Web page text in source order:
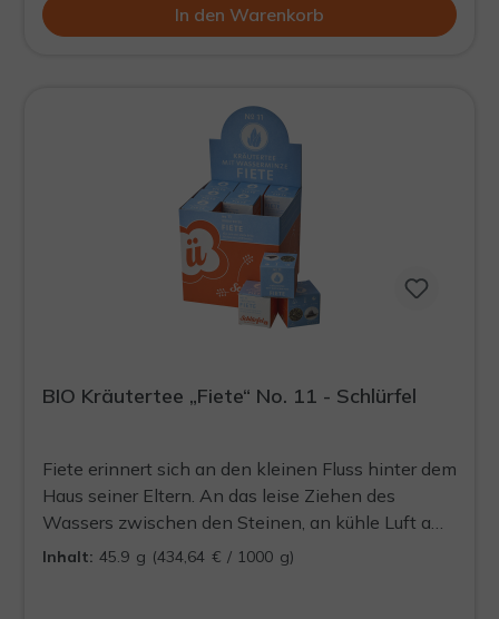
In den Warenkorb
BIO Kräutertee „Fiete“ No. 11 - Schlürfel
Fiete erinnert sich an den kleinen Fluss hinter dem
Haus seiner Eltern. An das leise Ziehen des
Wassers zwischen den Steinen, an kühle Luft am
Ufer und an Tage, die einfach ihren Lauf
Inhalt:45.9 g (434,64 € / 1000 g)